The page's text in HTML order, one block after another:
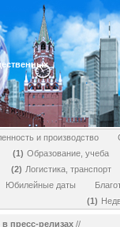
и производство
1
Образование, учеба
2
Логистика, транспорт
Юбилейные даты
1
пресс-релизах //